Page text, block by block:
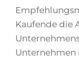
Kaufende die
Unternehmen